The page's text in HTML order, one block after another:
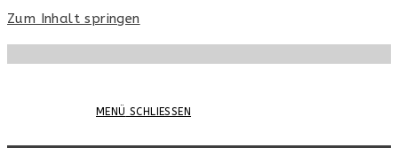
Zum Inhalt springen
MENÜ SCHLIESSEN